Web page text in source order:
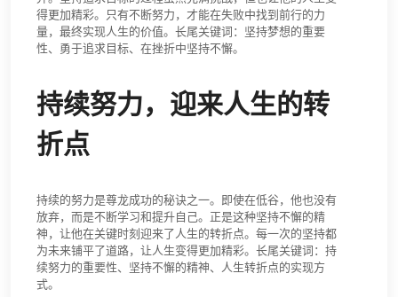
得更加精彩。只有不断努力，才能在失败中找到前行的力
量，最终实现人生的价值。长尾关键词：坚持梦想的重要
性、勇于追求目标、在挫折中坚持不懈。
持续努力，迎来人生的转
折点
持续的努力是尊龙成功的秘诀之一。即使在低谷，他也没有
放弃，而是不断学习和提升自己。正是这种坚持不懈的精
神，让他在关键时刻迎来了人生的转折点。每一次的坚持都
为未来铺平了道路，让人生变得更加精彩。长尾关键词：持
续努力的重要性、坚持不懈的精神、人生转折点的实现方
式。